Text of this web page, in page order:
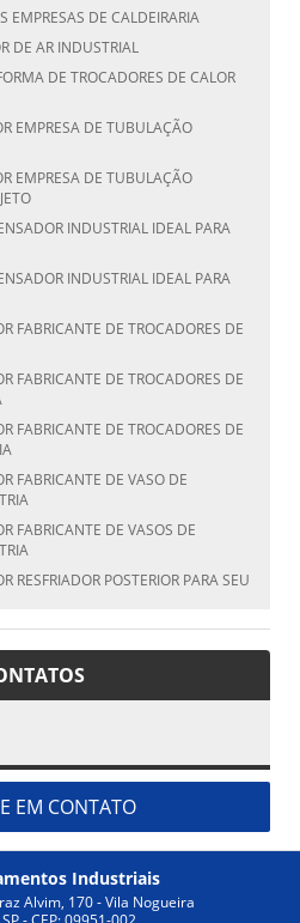
EMPRESAS DE CALDEIRARIA
DE AR INDUSTRIAL
DE TROCADORES DE CALOR
EMPRESA DE TUBULAÇÃO
EMPRESA DE TUBULAÇÃO
INDUSTRIAL IDEAL PARA
INDUSTRIAL IDEAL PARA
FABRICANTE DE TROCADORES DE
FABRICANTE DE TROCADORES DE
FABRICANTE DE TROCADORES DE
FABRICANTE DE VASO DE
FABRICANTE DE VASOS DE
RESFRIADOR POSTERIOR PARA SEU
RESFRIADOR POSTERIOR PARA SEU
VASO DE PRESSÃO FABRICANTE
CILÍNDRICO VERTICAL IDEAL PARA
VERTICAL IDEAL PARA SUA
DE CALOR ALETADO IDEAL
DE CALOR ALETADO IDEAL
EM CONTATO
Industriais
Alvim, 170 - Vila Nogueira